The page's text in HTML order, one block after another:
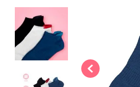
9.
one piece
. league of